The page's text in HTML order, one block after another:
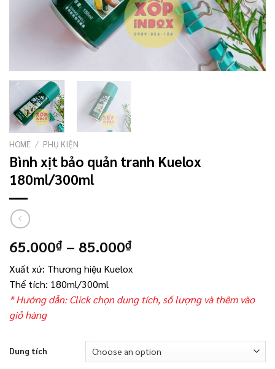
HOME / PHỤ KIỆN
Bình xịt bảo quản tranh Kuelox
180ml/300ml
65.000₫ – 85.000₫
Xuất xứ: Thương hiệu Kuelox
Thể tích: 180ml/300ml
* Hướng dẫn: Click chọn dung tích, số lượng và thêm vào
giỏ hàng
Dung tích